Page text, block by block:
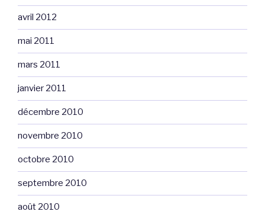
avril 2012
mai 2011
mars 2011
janvier 2011
décembre 2010
novembre 2010
octobre 2010
septembre 2010
août 2010